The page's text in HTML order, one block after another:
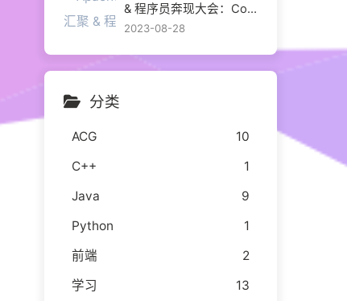
& 程序员奔现大会：Com
munityOverCode Asia 2
2023-08-28
分类
ACG
10
C++
1
Java
9
Python
1
前端
2
学习
13